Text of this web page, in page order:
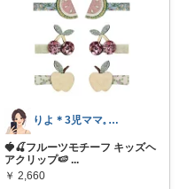
りよ＊3児ママ𓈒 𓏸 𓐍
🍓🍒フルーツモチーフ キッズヘ
アクリップ🍉 ...
￥ 2,660